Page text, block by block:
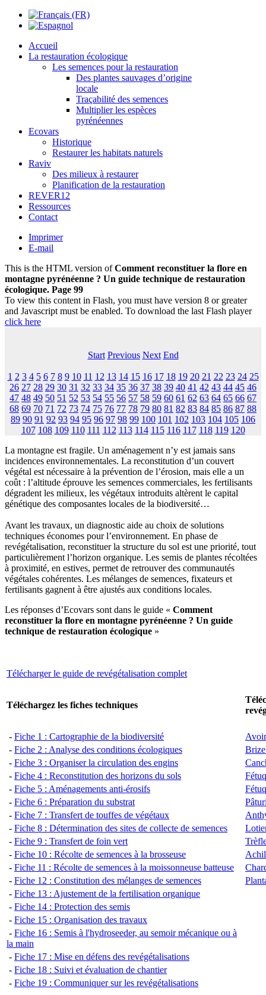
Accueil
La restauration écologique
Les semences pour la restauration
Des plantes sauvages d’origine
locale
Traçabilité des semences
Multiplier les espèces
pyrénéennes
Ecovars
Historique
Restaurer les habitats naturels
Raviv
Des milieux à restaurer
Planification de la restauration
REVER12
Ressources
Contact
Imprimer
E-mail
This is the HTML version ofComment reconstituer la flore en
montagne pyrénéenne ? Un guide technique de restauration
écologique. Page 99
To view this content in Flash, you must have version 8 or greater
and Javascript must be enabled. To download the last Flash player
click here
Start Previous Next End
1 2 3 4 5 6 7 8 9 10 11 12 13 14 15 16 17 18 19 20 21 22 23 24 25
26 27 28 29 30 31 32 33 34 35 36 37 38 39 40 41 42 43 44 45 46
47 48 49 50 51 52 53 54 55 56 57 58 59 60 61 62 63 64 65 66 67
68 69 70 71 72 73 74 75 76 77 78 79 80 81 82 83 84 85 86 87 88
89 90 91 92 93 94 95 96 97 98 99 100 101 102 103 104 105 106
107 108 109 110 111 112 113 114 115 116 117 118 119 120
La montagne est fragile. Un aménagement n’y est jamais sans
incidences environnementales. La reconstitution d’un couvert
végétal est nécessaire à la prévention de l’érosion, mais elle a un
coût : l’altitude éprouve les semences commerciales, les fertilisants
dégradent les milieux, les végétaux introduits altèrent le capital
génétique des composantes locales de la biodiversité…
Avant les travaux, un diagnostic aide au choix de solutions
techniques économes pour l’environnement. En phase de
revégétalisation, reconstituer la structure du sol est une priorité, tout
particulièrement l’horizon organique. Les semis de plantes récoltées
à proximité, en estives, permet de retrouver des communautés
végétales cohérentes. Les mélanges de semences, fixateurs et
fertilisants gagnent à être ajustés aux conditions locales.
Les réponses d’Ecovars sont dans le guide « Comment
reconstituer la flore en montagne pyrénéenne ? Un guide
technique de restauration écologique »
Télécharger le guide de revégétalisation complet
Téléchargez les fiches techniques
- Fiche 1 : Cartographie de la biodiversité
- Fiche 2 : Analyse des conditions écologiques
- Fiche 3 : Organiser la circulation des engins
- Fiche 4 : Reconstitution des horizons du sols
- Fiche 5 : Aménagements anti-érosifs
- Fiche 6 : Préparation du substrat
- Fiche 7 : Transfert de touffes de végétaux
- Fiche 8 : Détermination des sites de collecte de semences
- Fiche 9 : Transfert de foin vert
- Fiche 10 : Récolte de semences à la brosseuse
- Fiche 11 : Récolte de semences à la moissonneuse batteuse
- Fiche 12 : Constitution des mélanges de semences
- Fiche 13 : Ajustement de la fertilisation organique
- Fiche 14 : Protection des semis
- Fiche 15 : Organisation des travaux
- Fiche 16 : Semis à l'hydroseeder, au semoir mécanique ou à
la main
- Fiche 17 : Mise en défens des revégétalisations
- Fiche 18 : Suivi et évaluation de chantier
- Fiche 19 : Communiquer sur les revégétalisations